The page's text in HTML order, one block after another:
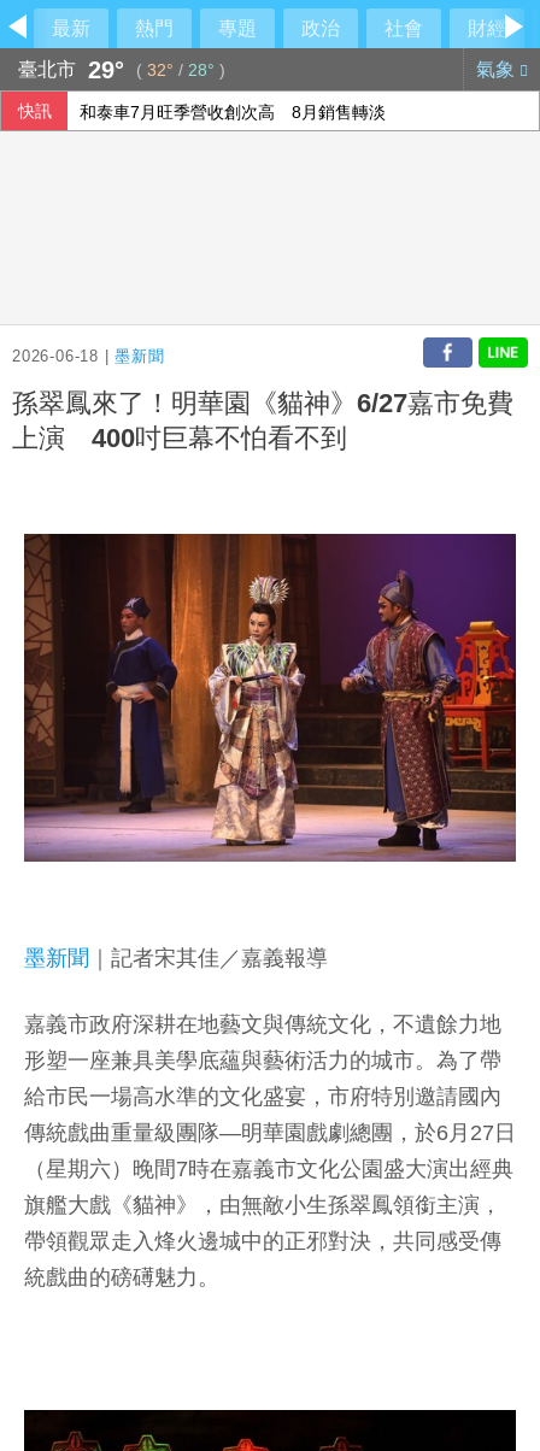
最新 熱門 專題 政治 社會
財經
臺北市 29° ( 32° / 28° ) 氣象
快訊 和泰車7月旺季營收創次高 8月銷售轉淡
2026-06-18 |墨新聞
孫翠鳳來了！明華園《貓神》6/27嘉市免費
上演 400吋巨幕不怕看不到
墨新聞 ｜記者宋其佳／嘉義報導
嘉義市政府深耕在地藝文與傳統文化，不遺餘力地
形塑一座兼具美學底蘊與藝術活力的城市。為了帶
給市民一場高水準的文化盛宴，市府特別邀請國內
傳統戲曲重量級團隊—明華園戲劇總團，於6月27日
（星期六）晚間7時在嘉義市文化公園盛大演出經典
旗艦大戲《貓神》，由無敵小生孫翠鳳領銜主演，
帶領觀眾走入烽火邊城中的正邪對決，共同感受傳
統戲曲的磅礡魅力。